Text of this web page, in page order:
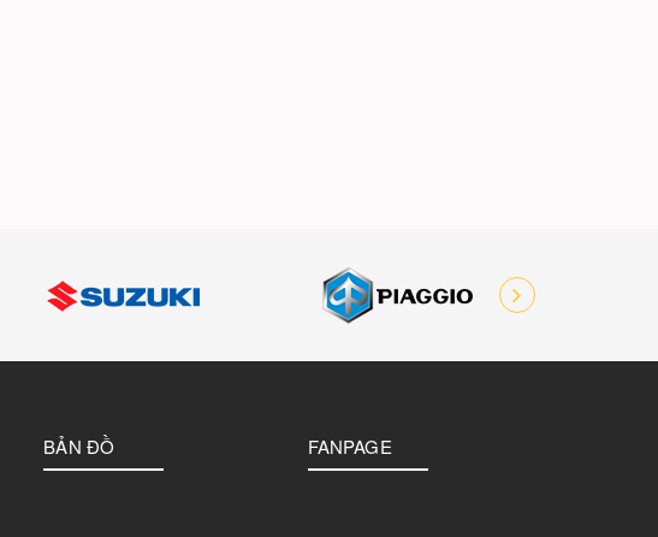
BẢN ĐỒ FANPAGE